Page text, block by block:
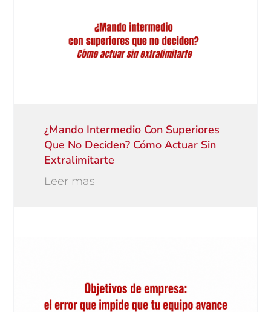
¿Mando Intermedio Con Superiores
Que No Deciden? Cómo Actuar Sin
Extralimitarte
Leer mas